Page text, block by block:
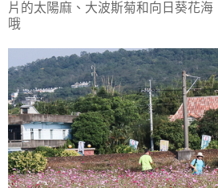
片的太陽麻、大波斯菊和向日葵花
哦